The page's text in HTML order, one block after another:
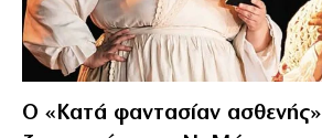
Ο «Κατά φαντασίαν ασθενής»